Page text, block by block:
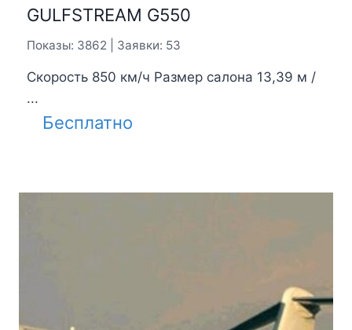
GULFSTREAM G550
Показы: 3862 | Заявки: 53
Скорость 850 км/ч Размер салона 13,39 м /
...
Бесплатно